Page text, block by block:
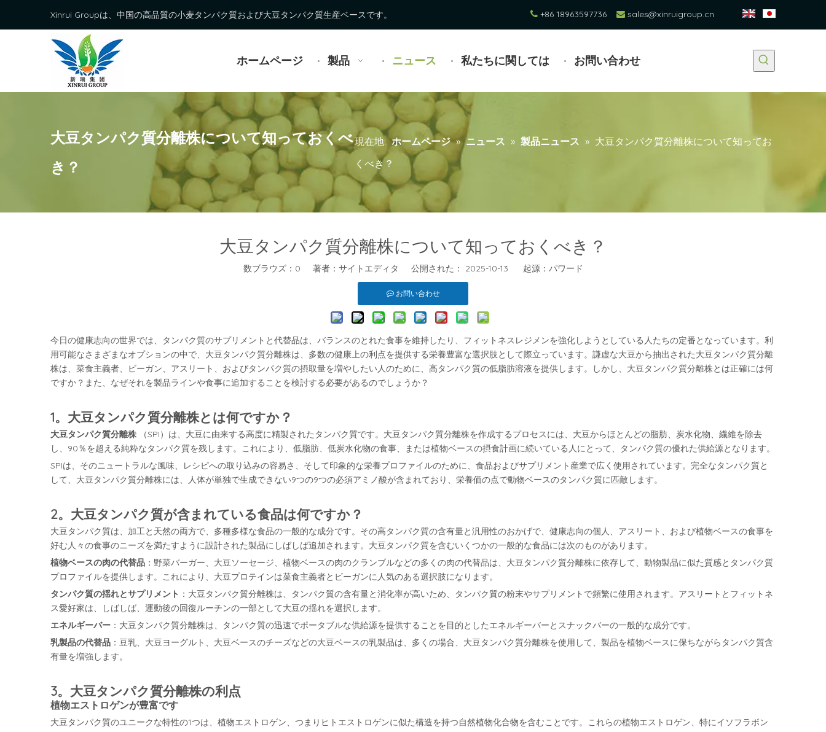
Xinrui Groupは、中国の高品質の小麦タンパク質および大豆タンパク質生産ベースです。  +86 18963597736  sales@xinruigroup.cn
ホームページ 製品 ニュース 私たちに関しては お問い合わせ
大豆タンパク質分離株について知っておくべ
き？
現在地: ホームページ » ニュース » 製品ニュース » 大豆タンパク質分離株について知ってお
くべき？
大豆タンパク質分離株について知っておくべき？
数ブラウズ： 0 著者：サイトエディタ 公開された： 2025-10-13 起源： パワード
お問い合わせ
今日の健康志向の世界では、タンパク質のサプリメントと代替品は、バランスのとれた食事を維持したり、フィットネスレジメンを強化しようとしている人たちの定番となっています。利
用可能なさまざまなオプションの中で、大豆タンパク質分離株は、多数の健康上の利点を提供する栄養豊富な選択肢として際立っています。謙虚な大豆から抽出された大豆タンパク質分離
株は、菜食主義者、ビーガン、アスリート、およびタンパク質の摂取量を増やしたい人のために、高タンパク質の低脂肪溶液を提供します。しかし、大豆タンパク質分離株とは正確には何
ですか？また、なぜそれを製品ラインや食事に追加することを検討する必要があるのでしょうか？
1。大豆タンパク質分離株とは何ですか？
大豆タンパク質分離株 （SPI）は、大豆に由来する高度に精製されたタンパク質です。大豆タンパク質分離株を作成するプロセスには、大豆からほとんどの脂肪、炭水化物、繊維を除去
し、90％を超える純粋なタンパク質を残します。これにより、低脂肪、低炭水化物の食事、または植物ベースの摂食計画に続いている人にとって、タンパク質の優れた供給源となります。
SPIは、そのニュートラルな風味、レシピへの取り込みの容易さ、そして印象的な栄養プロファイルのために、食品およびサプリメント産業で広く使用されています。完全なタンパク質と
して、大豆タンパク質分離株には、人体が単独で生成できない9つの9つの必須アミノ酸が含まれており、栄養価の点で動物ベースのタンパク質に匹敵します。
2。大豆タンパク質が含まれている食品は何ですか？
大豆タンパク質は、加工と天然の両方で、多種多様な食品の一般的な成分です。その高タンパク質の含有量と汎用性のおかげで、健康志向の個人、アスリート、および植物ベースの食事を
好む人々の食事のニーズを満たすように設計された製品にしばしば追加されます。大豆タンパク質を含むいくつかの一般的な食品には次のものがあります。
植物ベースの肉の代替品 ：野菜バーガー、大豆ソーセージ、植物ベースの肉のクランブルなどの多くの肉の代替品は、大豆タンパク質分離株に依存して、動物製品に似た質感とタンパク質
プロファイルを提供します。これにより、大豆プロテインは菜食主義者とビーガンに人気のある選択肢になります。
タンパク質の揺れとサプリメント ：大豆タンパク質分離株は、タンパク質の含有量と消化率が高いため、タンパク質の粉末やサプリメントで頻繁に使用されます。アスリートとフィットネ
ス愛好家は、しばしば、運動後の回復ルーチンの一部として大豆の揺れを選択します。
エネルギーバー ：大豆タンパク質分離株は、タンパク質の迅速でポータブルな供給源を提供することを目的としたエネルギーバーとスナックバーの一般的な成分です。
乳製品の代替品 ：豆乳、大豆ヨーグルト、大豆ベースのチーズなどの大豆ベースの乳製品は、多くの場合、大豆タンパク質分離株を使用して、製品を植物ベースに保ちながらタンパク質含
有量を増強します。
3。大豆タンパク質分離株の利点
植物エストロゲンが豊富です
大豆タンパク質のユニークな特性の1つは、植物エストロゲン、つまりヒトエストロゲンに似た構造を持つ自然植物化合物を含むことです。これらの植物エストロゲン、特にイソフラボン